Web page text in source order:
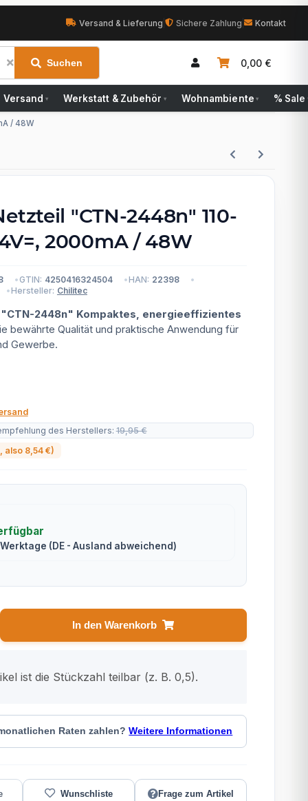
Versand & Lieferung Sichere Zahlung Kontakt
Suchen 0,00 €
Versand ▾ Werkstatt & Zubehör ▾ Wohnambiente ▾ % Sale
/ 48W
"CTN-2448n" 110-
2000mA / 48W
GTIN: 4250416324504 HAN: 22398
Hersteller: Chilitec
2448n" Kompaktes, energieeffizientes
bewährte Qualität und praktische Anwendung für
Gewerbe.
des Herstellers:19,95 €
, also 8,54 €)
Werktage (DE - Ausland abweichend)
In den Warenkorb
ist die Stückzahl teilbar (z. B. 0,5).
Raten zahlen?Weitere Informationen
Frage zum Artikel